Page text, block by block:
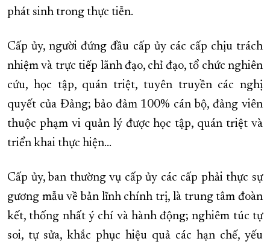
phát sinh trong thực tiễn.
Cấp ủy, người đứng đầu cấp ủy các cấp chịu trách
nhiệm và trực tiếp lãnh đạo, chỉ đạo, tổ chức nghiên
cứu, học tập, quán triệt, tuyên truyền các nghị
quyết của Đảng; bảo đảm 100% cán bộ, đảng viên
thuộc phạm vi quản lý được học tập, quán triệt và
triển khai thực hiện…
Cấp ủy, ban thường vụ cấp ủy các cấp phải thực sự
gương mẫu về bản lĩnh chính trị, là trung tâm đoàn
kết, thống nhất ý chí và hành động; nghiêm túc tự
soi, tự sửa, khắc phục hiệu quả các hạn chế, yếu